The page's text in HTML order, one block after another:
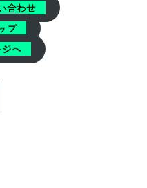
合わせ
プ
へ